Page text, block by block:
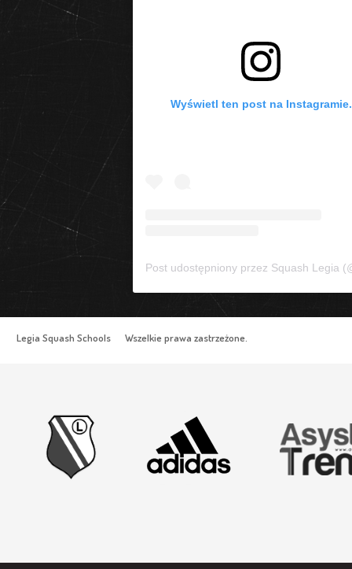
Wyświetl ten post na Instagramie.
Legia Squash Schools Wszelkie prawa zastrzeżone.